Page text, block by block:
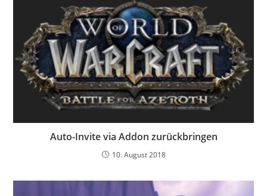
Auto-Invite via Addon zurückbringen
10. August 2018